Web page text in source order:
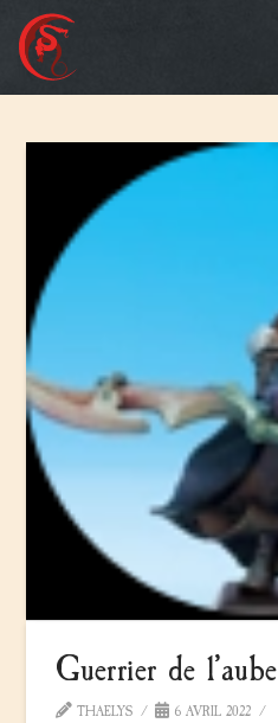
Guerrier de l’aube
THAELYS
6 AVRIL 2022